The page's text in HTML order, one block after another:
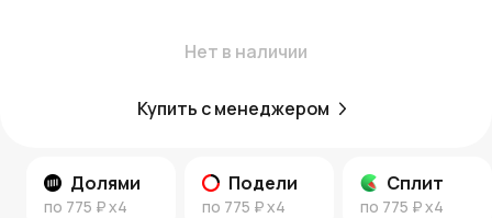
Нет в наличии
Купить с менеджером
Долями
по 775 ₽x4
Подели
по 775 ₽x4
Сплит
по 775 ₽x4
AzaliaNow помогает создавать праздничное настроение